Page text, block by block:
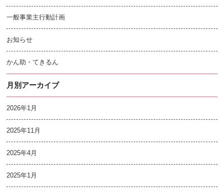
一般事業主行動計画
お知らせ
かん助・てきるん
月別アーカイブ
2026年1月
2025年11月
2025年4月
2025年1月